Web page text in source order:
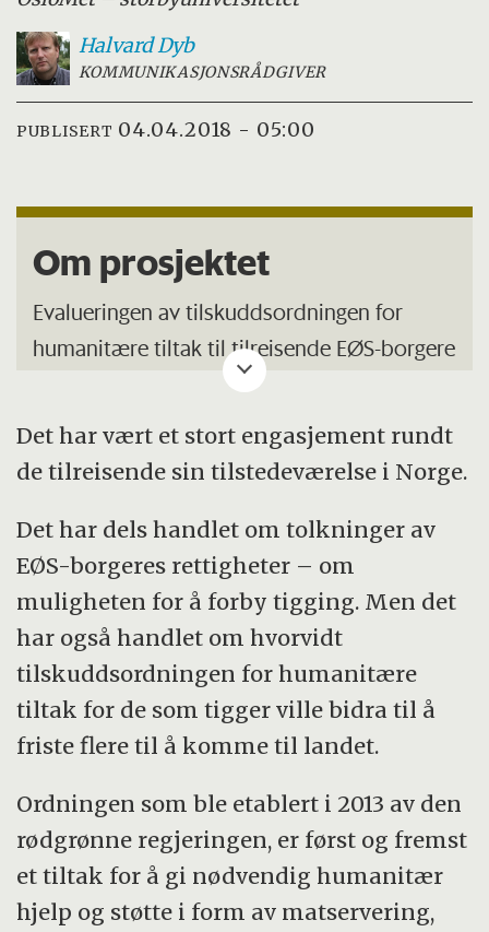
HalvardDyb
KOMMUNIKASJONSRÅDGIVER
PUBLISERT 04.04.2018 - 05:00
Om prosjektet
Evalueringen av tilskuddsordningen for
humanitære tiltak til tilreisende EØS-borgere
som tigger baserer seg på rapporter fra
organisasjonene som har fått tilskudd, og på
intervju med brukere og ansatte i tiltakene
samt representanter for politi og kommune i
de respektive byene. I alt 22 tiltak fikk støtte
gjennom ordningen i 2016. Studien omfatter
21 av disse og fra følgende byer: Oslo,
Tønsberg, Drammen, Bergen, Trondheim,
Kristiansand, Haugesund og Stavanger.
Ordningen forvaltes av Justis- og
gang utdelt i 2013.
Det har vært et stort engasjement rundt
de tilreisende sin tilstedeværelse i Norge.
Det har dels handlet om tolkninger av
EØS-borgeres rettigheter – om
muligheten for å forby tigging. Men det
har også handlet om hvorvidt
tilskuddsordningen for humanitære
tiltak for de som tigger ville bidra til å
friste flere til å komme til landet.
Ordningen som ble etablert i 2013 av den
rødgrønne regjeringen, er først og fremst
et tiltak for å gi nødvendig humanitær
hjelp og støtte i form av matservering,